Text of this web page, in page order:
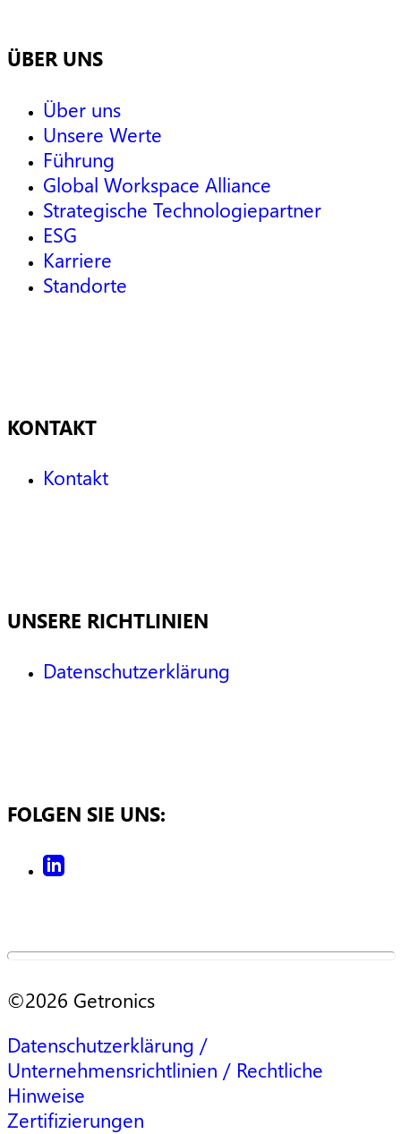
ÜBER UNS
Über uns
Unsere Werte
Führung
Global Workspace Alliance
Strategische Technologiepartner
ESG
Karriere
Standorte
KONTAKT
Kontakt
UNSERE RICHTLINIEN
Datenschutzerklärung
FOLGEN SIE UNS:
©2026 Getronics
Datenschutzerklärung /
Unternehmensrichtlinien / Rechtliche
Hinweise
Zertifizierungen